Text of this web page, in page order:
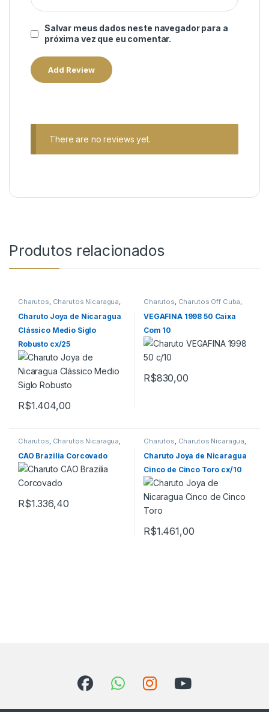
Salvar meus dados neste navegador para a
próxima vez que eu comentar.
There are no reviews yet.
Produtos relacionados
Charutos, Charutos Nicaragua,
Produtos
Charuto Joya de Nicaragua
Clássico Medio Siglo
Robusto cx/25
R$1.404,00
Charutos, Charutos Off Cuba,
Página
VEGAFINA 1998 50 Caixa
Com 10
R$830,00
Charutos, Charutos Nicaragua,
Charutos Off Cuba Primeira
Página
CAO Brazilia Corcovado
R$1.336,40
Charutos, Charutos Nicaragua,
Charutos Off Cuba
Produtos
Charuto Joya de Nicaragua
Cinco de Cinco Toro cx/10
R$1.461,00